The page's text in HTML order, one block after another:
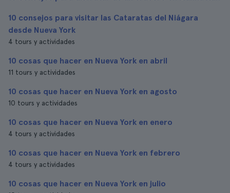
10 consejos para visitar las Cataratas del Niágara
desde Nueva York
4 tours y actividades
10 cosas que hacer en Nueva York en abril
11 tours y actividades
10 cosas que hacer en Nueva York en agosto
10 tours y actividades
10 cosas que hacer en Nueva York en enero
4 tours y actividades
10 cosas que hacer en Nueva York en febrero
4 tours y actividades
10 cosas que hacer en Nueva York en julio